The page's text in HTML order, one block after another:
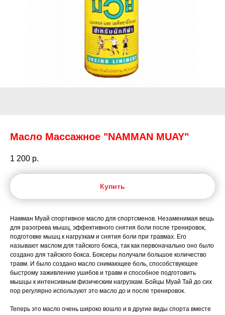
Масло Массажное "NAMMAN MUAY"
1 200 р.
Купить
Намман Муай спортивное масло для спортсменов. Незаменимая вещь
для разогрева мышц, эффективного снятия боли после тренировок,
подготовке мышц к нагрузкам и снятия боли при травмах. Его
называют маслом для тайского бокса, так как первоначально оно было
создано для тайского бокса. Боксеры получали большое количество
травм. И было создано масло снимающее боль, способствующее
быстрому заживлению ушибов и травм и способное подготовить
мышцы к интенсивным физическим нагрузкам. Бойцы Муай Тай до сих
пор регулярно используют это масло до и после тренировок.
Теперь это масло очень широко вошло и в другие виды спорта вместе